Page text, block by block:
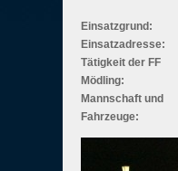
Einsatzgrund:
Einsatzadresse:
Tätigkeit der FF
Mödling:
Mannschaft und
Fahrzeuge: